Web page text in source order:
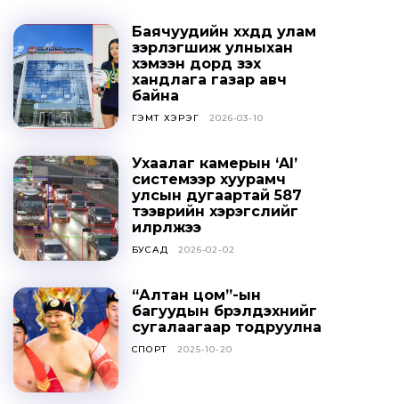
Баячуудийн хүүхдүүд улам
зэрлэгшиж улныхан
хэмээн дорд үзэх
хандлага газар авч
байна
ГЭМТ ХЭРЭГ 2026-03-10
Ухаалаг камерын ‘AI’
системээр хуурамч
улсын дугаартай 587
тээврийн хэрэгслийг
илрүүлжээ
БУСАД 2026-02-02
“Алтан цом”-ын
багуудын бүрэлдэхүүнийг
сугалаагаар тодруулна
СПОРТ 2025-10-20